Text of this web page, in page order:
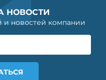
НОВОСТИ
и новостей компании